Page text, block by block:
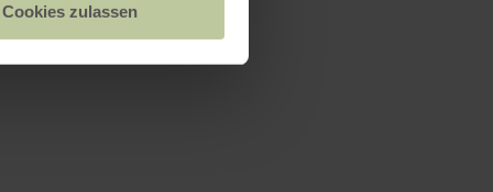
Cookies zulassen